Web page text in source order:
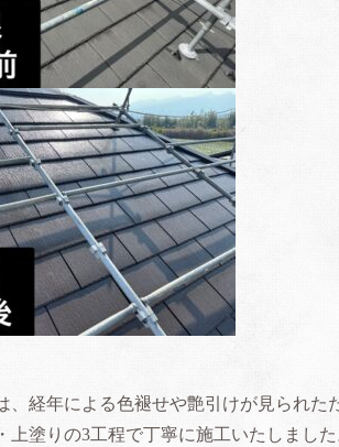
、経年による色褪せや艶引けが見られ
上塗りの3工程で丁寧に施工いたしました